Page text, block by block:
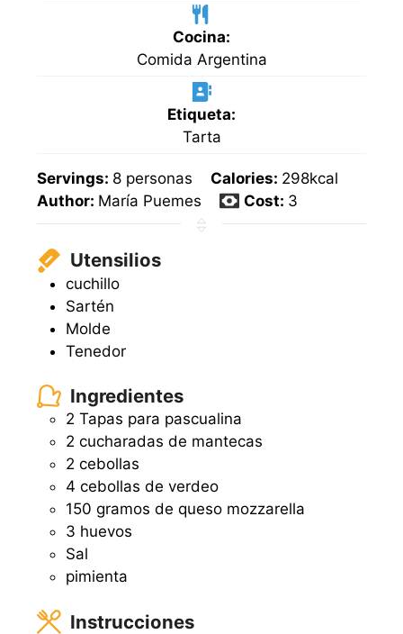
Cocina:
Comida Argentina
Etiqueta:
Tarta
Servings: 8 personas Calories: 298kcal
Author: María Puemes Cost: 3
Utensilios
cuchillo
Sartén
Molde
Tenedor
Ingredientes
2 Tapas para pascualina
2 cucharadas de mantecas
2 cebollas
4 cebollas de verdeo
150 gramos de queso mozzarella
3 huevos
Sal
pimienta
Instrucciones